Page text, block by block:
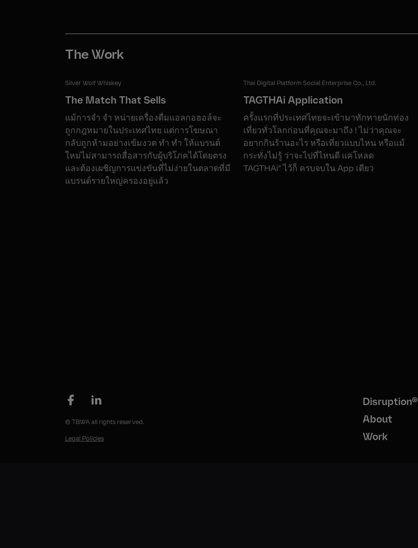
The Work
Silver Wolf Whiskey
The Match That Sells
แม้การจำ จำ หน่ายเครื่องดื่มแอลกอฮอล์จะ
ถูกกฎหมายในประเทศไทย แต่การโฆษณา
กลับถูกห้ามอย่างเข้มงวด ทำ ทำ ให้แบรนด์
ใหม่ไม่สามารถสื่อสารกับผู้บริโภคได้โดยตรง
และต้องเผชิญการแข่งขันที่ไม่ง่ายในตลาดที่มี
แบรนด์รายใหญ่ครองอยู่แล้ว
Thai Digital Platform Social Enterprise Co., Ltd.
TAGTHAi Application
ครั้งแรกที่ประเทศไทยจะเข้ามาทักทายนักท่อง
เที่ยวทั่วโลกก่อนที่คุณจะมาถึง ! ไม่ว่าคุณจะ
อยากกินร้านอะไร หรือเที่ยวแบบไหน หรือแม้
กระทั่งไม่รู้ ว่าจะไปที่ไหนดี แค่โหลด
TAGTHAi” ไว้ก็ ครบจบใน App เดียว
© TBWA all rights reserved.
Legal Policies
Disruption®
About
Work